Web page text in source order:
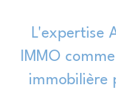
L'expertise
IMMO
immobilière